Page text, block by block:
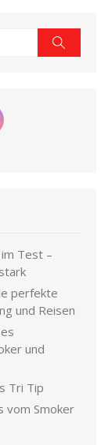
Test –
perfekte
und Reisen
und
Tri Tip
vom Smoker